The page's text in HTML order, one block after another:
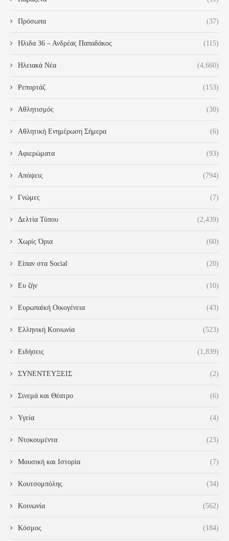
Πρόσωπα (37)
Ηλιδα 36 – Ανδρέας Παπαδάκος (115)
Ηλειακά Νέα (4,660)
Ρεπορτάζ (153)
Αθλητισμός (30)
Αθλητική Ενημέρωση Σήμερα (6)
Αφιερώματα (93)
Απόψεις (794)
Γνώμες (7)
Δελτία Τύπου (2,439)
Χωρίς Όρια (60)
Είπαν στα Social (20)
Ευ ζήν (10)
Ευρωπαϊκή Οικογένεια (43)
Ελληνική Κοινωνία (523)
Ειδήσεις (1,839)
ΣΥΝΕΝΤΕΥΞΕΙΣ (2)
Σινεμά και Θέατρο (6)
Υγεία (4)
Ντοκουμέντα (23)
Μουσική και Ιστορία (7)
Κουτσομπόλης (34)
Κοινωνία (562)
Κόσμος (184)